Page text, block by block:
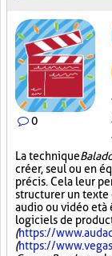
0
La technique
créer, seul ou en
précis. Cela leur
structurer un texte
audio ou vidéo et
logiciels de
(https://
(https://